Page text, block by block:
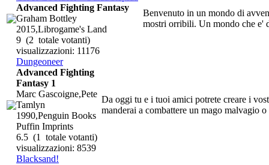
Benvenuto in un mondo di
mostri orribili. Un mondo che e'
Advanced Fighting Fantasy
Graham Bottley
2015,Librogame's Land
9 (2 totale votanti)
visualizzazioni: 11176
Dungeoneer
Da oggi tu e i tuoi amici potrete creare i
manderai a combattere un mago malvagio
Advanced Fighting
Fantasy 1
Marc Gascoigne,Pete
Tamlyn
1990,Penguin Books
Puffin Imprints
6.5 (1 totale votanti)
visualizzazioni: 8539
Blacksand!